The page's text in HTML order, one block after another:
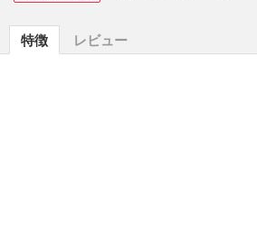
特徴 レビュー